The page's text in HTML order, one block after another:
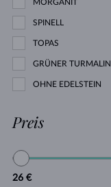
MORGANIT
SPINELL
TOPAS
GRÜNER TURMALIN
OHNE EDELSTEIN
Preis
26 €